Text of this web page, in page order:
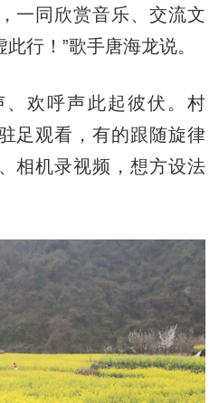
一同欣赏音乐、交流文
行！”歌手唐海龙说。
欢呼声此起彼伏。村
足观看，有的跟随旋律
相机录视频，想方设法